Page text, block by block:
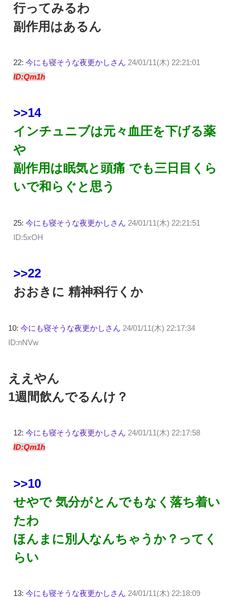
行ってみるわ
副作用はあるん
22: 今にも寝そうな夜更かしさん 24/01/11(木) 22:21:01
ID:Qm1h
>>14
インチュニブは元々血圧を下げる薬
や
副作用は眠気と頭痛 でも三日目くら
いで和らぐと思う
25: 今にも寝そうな夜更かしさん 24/01/11(木) 22:21:51
ID:5xOH
>>22
おおきに 精神科行くか
10: 今にも寝そうな夜更かしさん 24/01/11(木) 22:17:34
ID:nNVw
ええやん
1週間飲んでるんけ？
12: 今にも寝そうな夜更かしさん 24/01/11(木) 22:17:58
ID:Qm1h
>>10
せやで 気分がとんでもなく落ち着い
たわ
ほんまに別人なんちゃうか？ってく
らい
13: 今にも寝そうな夜更かしさん 24/01/11(木) 22:18:09